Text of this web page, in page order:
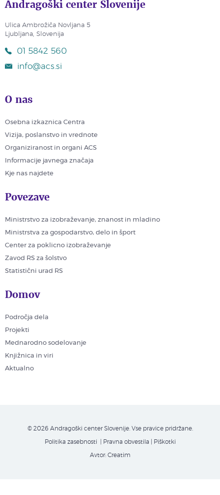
Andragoški center Slovenije
Ulica Ambrožiča Novljana 5
Ljubljana, Slovenija
01 5842 560
info@acs.si
O nas
Osebna izkaznica Centra
Vizija, poslanstvo in vrednote
Organiziranost in organi ACS
Informacije javnega značaja
Kje nas najdete
Povezave
Ministrstvo za izobraževanje, znanost in mladino
Ministrstva za gospodarstvo, delo in šport
Center za poklicno izobraževanje
Zavod RS za šolstvo
Statistični urad RS
Domov
Področja dela
Projekti
Mednarodno sodelovanje
Knjižnica in viri
Aktualno
© 2026 Andragoški center Slovenije. Vse pravice pridržane.
Politika zasebnosti | Pravna obvestila Piškotki
Avtor: Creatim